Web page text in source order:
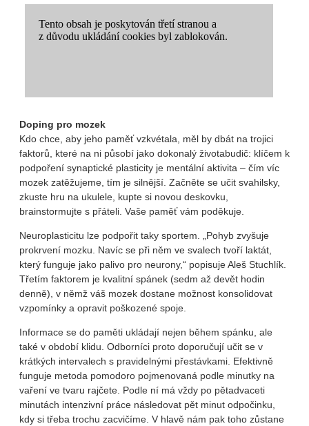
Doping pro mozek
Kdo chce, aby jeho paměť vzkvétala, měl by dbát na trojici
faktorů, které na ni působí jako dokonalý životabudič: klíčem k
podpoření synaptické plasticity je mentální aktivita – čím víc
mozek zatěžujeme, tím je silnější. Začněte se učit svahilsky,
zkuste hru na ukulele, kupte si novou deskovku,
brainstormujte s přáteli. Vaše paměť vám poděkuje.
Neuroplasticitu lze podpořit taky sportem. „Pohyb zvyšuje
prokrvení mozku. Navíc se při něm ve svalech tvoří laktát,
který funguje jako palivo pro neurony,“ popisuje Aleš Stuchlík.
Třetím faktorem je kvalitní spánek (sedm až devět hodin
denně), v němž váš mozek dostane možnost konsolidovat
vzpomínky a opravit poškozené spoje.
Informace se do paměti ukládají nejen během spánku, ale
také v období klidu. Odborníci proto doporučují učit se v
krátkých intervalech s pravidelnými přestávkami. Efektivně
funguje metoda pomodoro pojmenovaná podle minutky na
vaření ve tvaru rajčete. Podle ní má vždy po pětadvaceti
minutách intenzivní práce následovat pět minut odpočinku,
kdy si třeba trochu zacvičíme. V hlavě nám pak toho zůstane